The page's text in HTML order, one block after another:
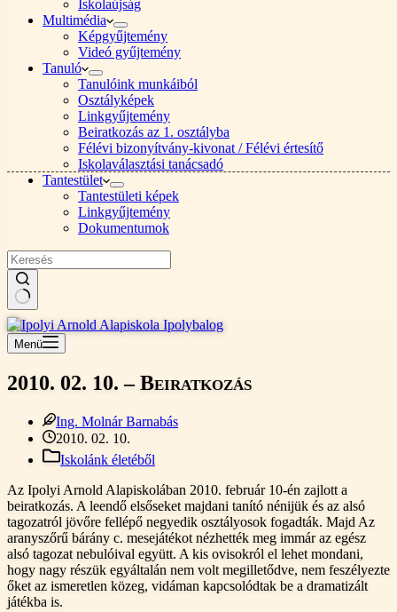
Iskolaújság
Multimédia
Képgyűjtemény
Videó gyűjtemény
Tanuló
Tanulóink munkáiból
Osztályképek
Linkgyűjtemény
Beiratkozás az 1. osztályba
Félévi bizonyítvány-kivonat / Félévi értesítő
Iskolaválasztási tanácsadó
Tantestület
Tantestületi képek
Linkgyűjtemény
Dokumentumok
Nincs
találat
Menü
2010. 02. 10. – Beiratkozás
Ing. Molnár Barnabás
2010. 02. 10.
Iskolánk életéből
Az Ipolyi Arnold Alapiskolában 2010. február 10-én zajlott a
beiratkozás. A leendő elsőseket majdani tanító nénijük és az alsó
tagozatról jövőre fellépő negyedik osztályosok fogadták. Majd Az
aranyszőrű bárány c. mesejátékot nézhették meg immár az egész
alsó tagozat nebulóival együtt. A kis ovisokról el lehet mondani,
hogy nagy részük egyáltalán nem volt megilletődve, nem feszélyezte
őket az ismeretlen közeg, vidáman kapcsolódtak be a dramatizált
játékba is.